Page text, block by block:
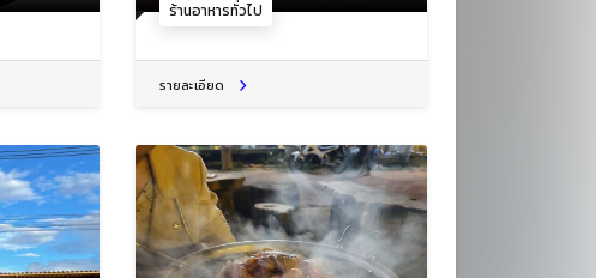
ร้านอาหารทั่วไป
รายละเอียด